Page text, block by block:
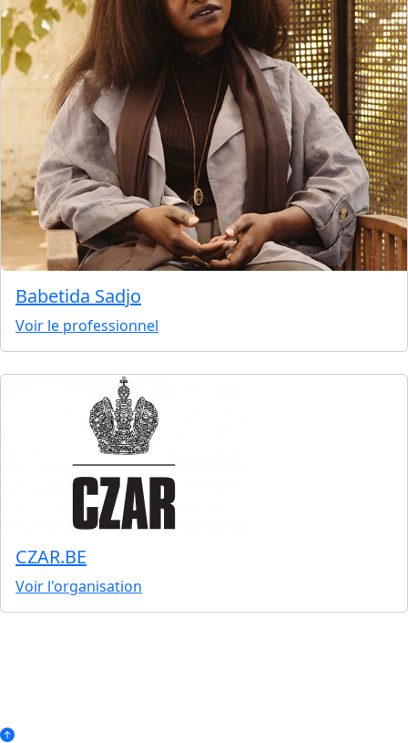
Babetida Sadjo
Voir le professionnel
CZAR.BE
Voir l'organisation